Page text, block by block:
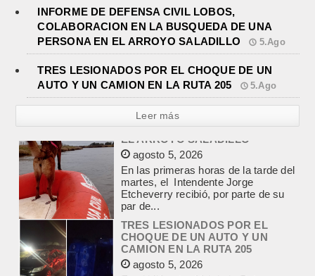
INFORME DE DEFENSA CIVIL LOBOS,
COLABORACION EN LA BUSQUEDA DE UNA
PERSONA EN EL ARROYO SALADILLO
5.Ago
TRES LESIONADOS POR EL CHOQUE DE UN
AUTO Y UN CAMION EN LA RUTA 205
5.Ago
Leer más
TRES LESIONADOS POR EL
CHOQUE DE UN AUTO Y UN
CAMION EN LA RUTA 205
agosto 5, 2026
En el kilómetro 114 de la Ruta
Chevrolet Prisma, patente AB045CG,
y un camión Mercedes Benz,...
JEREMIAS COCCI ASUMIO LA
PRESIDENCIA DEL ROTARY